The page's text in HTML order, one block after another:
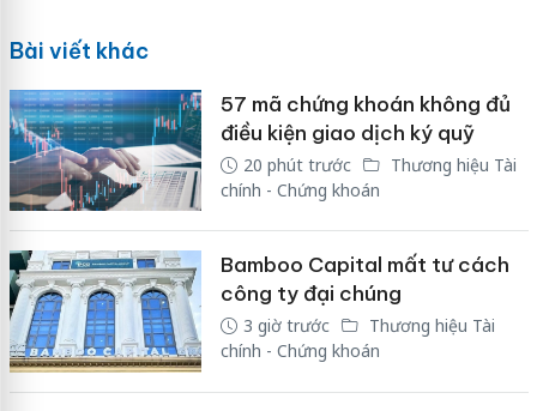
Bài viết khác
57 mã chứng khoán không đủ
điều kiện giao dịch ký quỹ
20 phút trước
Thương hiệu Tài
chính - Chứng khoán
Bamboo Capital mất tư cách
công ty đại chúng
3 giờ trước
Thương hiệu Tài
chính - Chứng khoán